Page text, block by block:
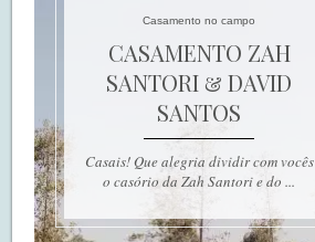
Casamento no campo
CASAMENTO ZAH
SANTORI & DAVID
SANTOS
Casais! Que alegria dividir com vocês
o casório da Zah Santori e do ...